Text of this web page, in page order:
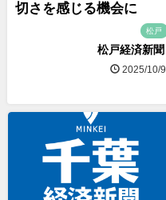
切さを感じる機会に
松戸
松戸経済新聞
2025/10/9